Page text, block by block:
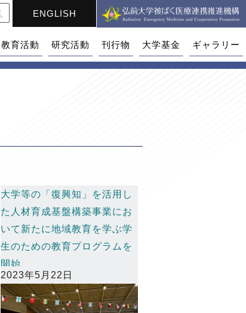
ENGLISH
教育活動 研究活動 刊行物 大学基金 ギャラリー
大学等の「復興知」を活用し
た人材育成基盤構築事業にお
いて新たに地域教育を学ぶ学
生のための教育プログラムを
開始
2023年5月22日